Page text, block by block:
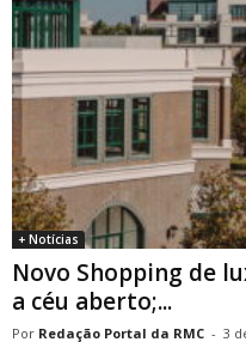
+ Notícias
Novo Shopping de
a céu aberto;...
Redação Portal da RMC - 3